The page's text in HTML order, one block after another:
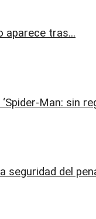
aparece tras...
Man: sin
seguridad del